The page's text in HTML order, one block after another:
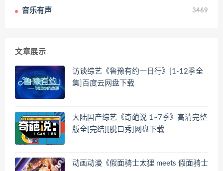
音乐有声 3469
文章展示
访谈综艺《鲁豫有约一日行》[1-12季全
集]百度云网盘下载
大陆国产综艺《奇葩说 1~7季》高清完整
版全[完结][脱口秀]网盘下载
动画动漫《假面骑士太狸 meets 假面骑士